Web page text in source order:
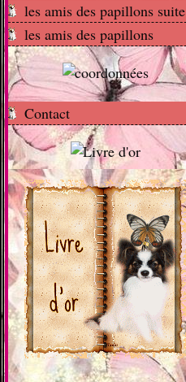
les amis des papillons suite
les amis des papillons
Contact